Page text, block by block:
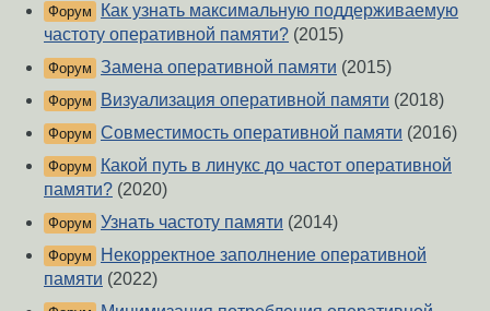
Форум
Как узнать максимальную поддерживаемую
частоту оперативной памяти? (2015)
Форум Замена оперативной памяти (2015)
Форум Визуализация оперативной памяти (2018)
Форум Совместимость оперативной памяти (2016)
Форум
Какой путь в линукс до частот оперативной
памяти? (2020)
Форум Узнать частоту памяти (2014)
Форум
Некорректное заполнение оперативной
памяти (2022)